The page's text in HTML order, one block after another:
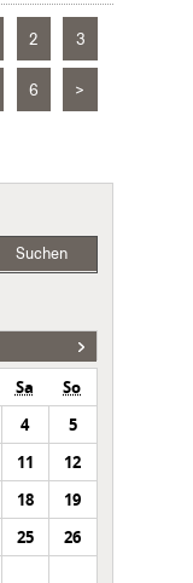
2 3
6 >
Suchen
Sa
So
4
5
11
12
18
19
25
26